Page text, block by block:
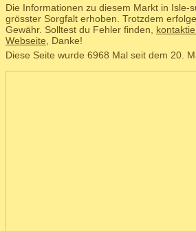
Die Informationen zu diesem Markt in Isle-
grösster Sorgfalt erhoben. Trotzdem
Gewähr. Solltest du Fehler finden,
Webseite , Danke!
Diese Seite wurde 6968 Mal seit dem 20.